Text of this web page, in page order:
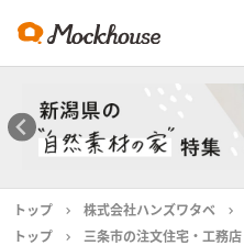
トップ 株式会社ハンズワタベ
トップ
三条市の注文住宅・工務